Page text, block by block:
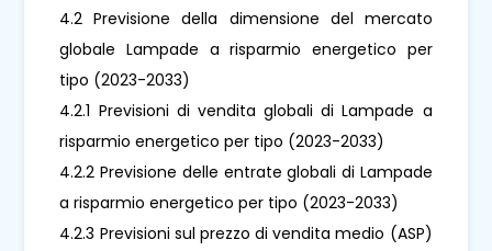
4.2 Previsione della dimensione del mercato
globale Lampade a risparmio energetico per
tipo (2023-2033)
4.2.1 Previsioni di vendita globali di Lampade a
risparmio energetico per tipo (2023-2033)
4.2.2 Previsione delle entrate globali di Lampade
a risparmio energetico per tipo (2023-2033)
4.2.3 Previsioni sul prezzo di vendita medio (ASP)